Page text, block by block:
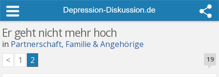
Er geht nicht mehr hoch
in Partnerschaft, Familie & Angehörige
19
< 1 2